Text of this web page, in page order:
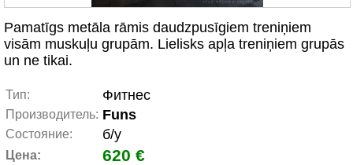
Pamatīgs metāla rāmis daudzpusīgiem treniņiem
visām muskuļu grupām. Lielisks apļa treniņiem grupās
un ne tikai.
Тип: Фитнес
Производитель: Funs
Состояние: б/у
Цена: 620 €